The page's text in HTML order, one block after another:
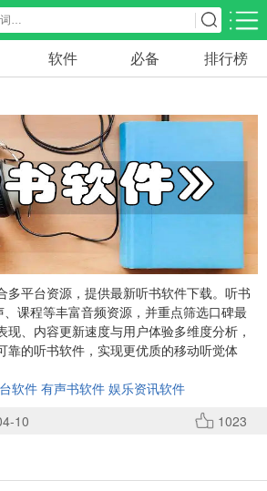
游戏分类
电商购物
86款应用
教育学习
游戏辅助
476款应用
摄影美化
214款应用
438款应用
移动办公
184款应用
金融理财
54款应用
媒体影音
601款应用
ai工具
软件 必备 排行榜
多平台资源，提供最新听书软件下载。听书
课程等丰富音频资源，并重点筛选口碑最
现、内容更新速度与用户体验多维度分析，
靠的听书软件，实现更优质的移动听觉体
软件 有声书软件 娱乐资讯软件
10 1023